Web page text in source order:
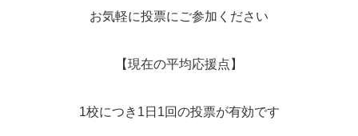
お気軽に投票にご参加ください
【現在の平均応援点】
1校につき1日1回の投票が有効です